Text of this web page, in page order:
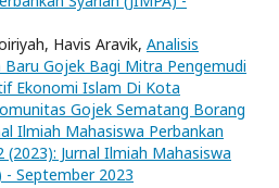
Havis Aravik, Analisis
Gojek Bagi Mitra Pengemudi
Ekonomi Islam Di Kota
Gojek Sematang Borang
Ilmiah Mahasiswa Perbankan
(2023): Jurnal Ilmiah Mahasiswa
- September 2023